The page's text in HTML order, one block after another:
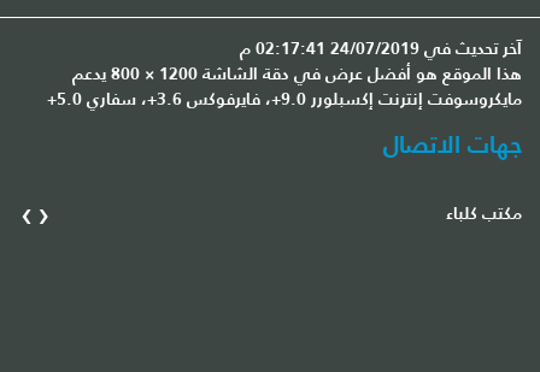
آخر تحديث في 24/07/2019 02:17:41 م
هذا الموقع هو أفضل عرض في دقة الشاشة 1200 × 800 يدعم
مايكروسوفت إنترنت إكسبلورر 9.0+، فايرفوكس 3.6+، سفاري 5.0+
جهات الاتصال
مكتب كلباء ‹
›